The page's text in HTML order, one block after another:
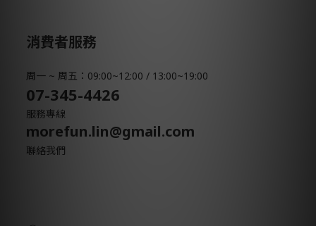
消費者服務
周一 ~ 周五：09:00~12:00 / 13:00~19:00
07-345-4426
服務專線
morefun.lin@gmail.com
聯絡我們